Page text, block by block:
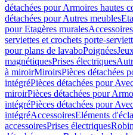
détachées pour Armoires hautes
détachées pour Autres meubles
pour Etagères muralesAccessoires
serviettes et crochets porte-
pour plans de lavaboPoignées
magnétiquesPrises électriques
à miroirMiroirsPièces détachées
intégréPièces détachées pour
miroirPièces détachées pour
intégréPièces détachées pour
intégréAccessoiresEléments
accessoiresPrises électriques